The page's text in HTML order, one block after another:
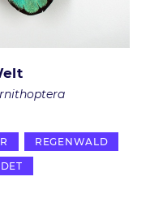
REGENWALD